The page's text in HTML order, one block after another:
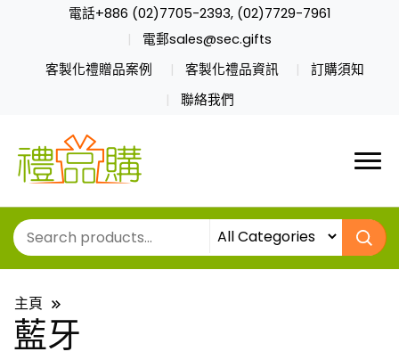
電話+886 (02)7705-2393, (02)7729-7961
電郵sales@sec.gifts
客製化禮贈品案例
客製化禮品資訊
訂購須知
聯絡我們
主頁
藍牙